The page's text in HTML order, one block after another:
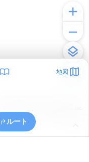
地図
ルート